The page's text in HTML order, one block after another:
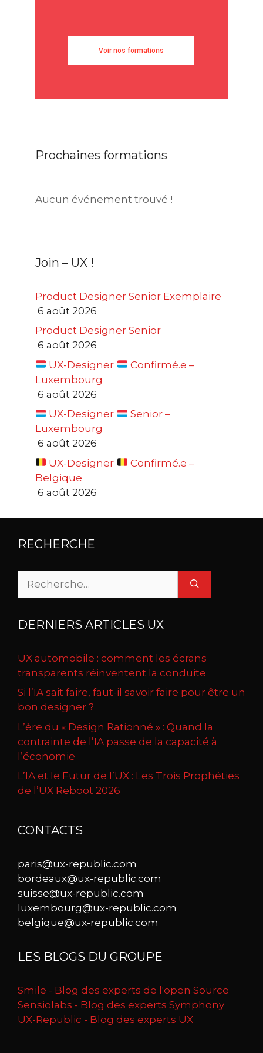
Voir nos formations
Prochaines formations
Aucun événement trouvé !
Join – UX !
Product Designer Senior Exemplaire
6 août 2026
Product Designer Senior
6 août 2026
UX-Designer
Confirmé.e –
Luxembourg
6 août 2026
UX-Designer
Senior –
Luxembourg
6 août 2026
UX-Designer
Confirmé.e –
Belgique
6 août 2026
RECHERCHE
DERNIERS ARTICLES UX
UX automobile : comment les écrans
transparents réinventent la conduite
Si l’IA sait faire, faut-il savoir faire pour être un
bon designer ?
L’ère du « Design Rationné » : Quand la
contrainte de l’IA passe de la capacité à
l’économie
L’IA et le Futur de l’UX : Les Trois Prophéties
de l’UX Reboot 2026
CONTACTS
paris@ux-republic.com
bordeaux@ux-republic.com
suisse@ux-republic.com
luxembourg@ux-republic.com
belgique@ux-republic.com
LES BLOGS DU GROUPE
Smile - Blog des experts de l'open Source
Sensiolabs - Blog des experts Symphony
UX-Republic - Blog des experts UX